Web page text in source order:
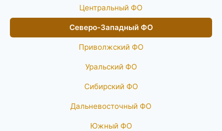
Центральный ФО
Северо-Западный ФО
Приволжский ФО
Уральский ФО
Сибирский ФО
Дальневосточный ФО
Южный ФО